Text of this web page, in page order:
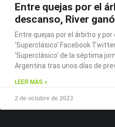
Entre quejas por el
descanso, River
Entre quejas por el árbitro y por
‘Superclásico’ Facebook
‘Superclásico’ de la séptima
Argentina tras unos días de
LEER MÁS »
2 de octubre de 2023